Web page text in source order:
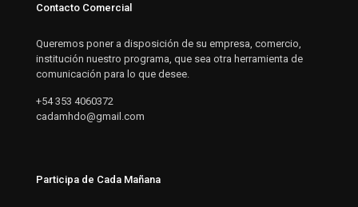
Contacto Comercial
Queremos poner a disposición de su empresa, comercio,
institución nuestro programa, que sea otra herramienta de
comunicación para lo que desee.
+54 353 4060372
cadamhdo@gmail.com
Participa de Cada Mañana